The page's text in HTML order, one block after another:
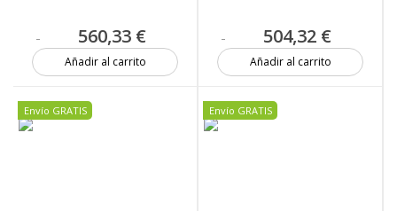
560,33 €
Añadir al carrito
504,32 €
Añadir al carrito
Envío GRATIS Envío GRATIS